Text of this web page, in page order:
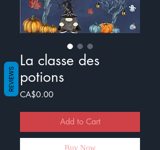
La classe des
potions
CA$0.00Price
Add to Cart
Buy Now
REVIEWS